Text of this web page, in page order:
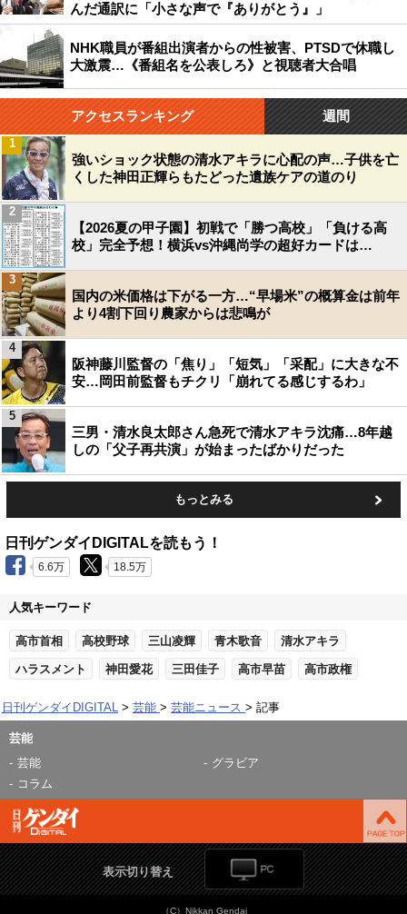
んだ通訳に「小さな声で『ありがとう』」
NHK職員が番組出演者からの性被害、PTSDで休職し
大激震…《番組名を公表しろ》と視聴者大合唱
アクセスランキング 週間
強いショック状態の清水アキラに心配の声…子供を亡
くした神田正輝らもたどった遺族ケアの道のり
1
【2026夏の甲子園】初戦で「勝つ高校」「負ける高
校」完全予想！横浜vs沖縄尚学の超好カードは…
2
国内の米価格は下がる一方…“早場米”の概算金は前年
より4割下回り農家からは悲鳴が
3
阪神藤川監督の「焦り」「短気」「采配」に大きな不
安…岡田前監督もチクリ「崩れてる感じするわ」
4
三男・清水良太郎さん急死で清水アキラ沈痛…8年越
しの「父子再共演」が始まったばかりだった
5
もっとみる
日刊ゲンダイDIGITALを読もう！
6.6万 18.5万
人気キーワード
高市首相 高校野球 三山凌輝 青木歌音 清水アキラ
ハラスメント 神田愛花 三田佳子 高市早苗 高市政権
日刊ゲンダイDIGITAL 芸能 芸能ニュース 記事
芸能
芸能
グラビア
コラム
表示切り替え
（C）Nikkan Gendai